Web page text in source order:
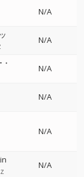
N/A
N/A
N/A
N/A
N/A
N/A